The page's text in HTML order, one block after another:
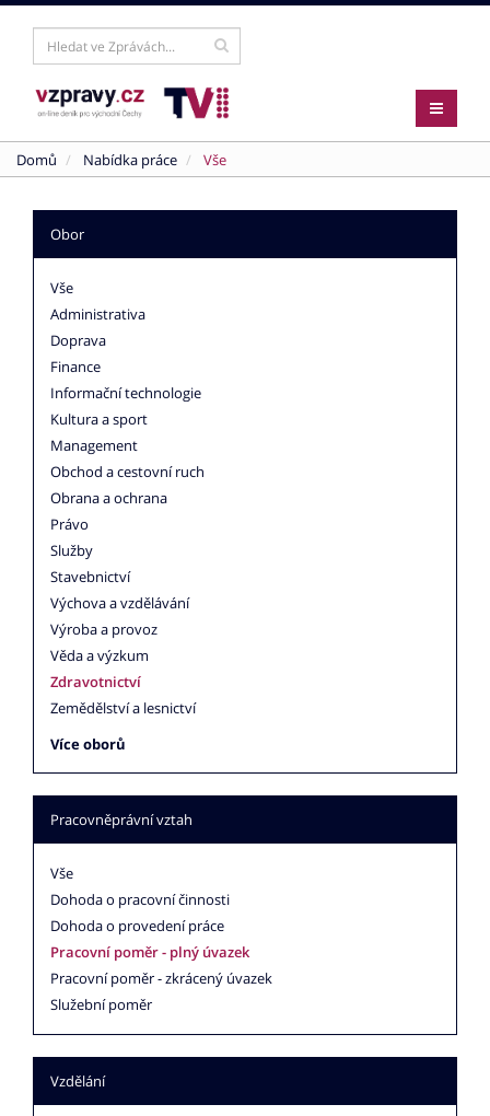
Domů Nabídka práce Vše
Obor
Vše
Administrativa
Doprava
Finance
Informační technologie
Kultura a sport
Management
Obchod a cestovní ruch
Obrana a ochrana
Právo
Služby
Stavebnictví
Výchova a vzdělávání
Výroba a provoz
Věda a výzkum
Zdravotnictví
Zemědělství a lesnictví
Více oborů
Pracovněprávní vztah
Vše
Dohoda o pracovní činnosti
Dohoda o provedení práce
Pracovní poměr - plný úvazek
Pracovní poměr - zkrácený úvazek
Služební poměr
Vzdělání